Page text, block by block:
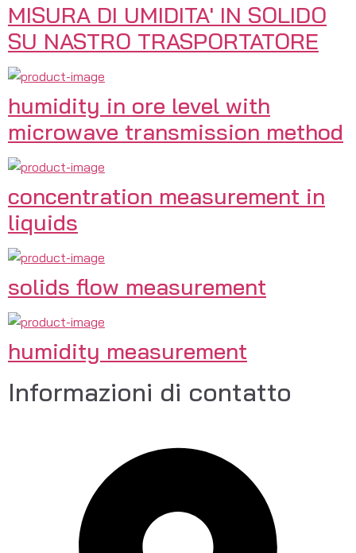
MISURA DI UMIDITA' IN SOLIDO
SU NASTRO TRASPORTATORE
humidity in ore level with
microwave transmission method
concentration measurement in
liquids
solids flow measurement
humidity measurement
Informazioni di contatto